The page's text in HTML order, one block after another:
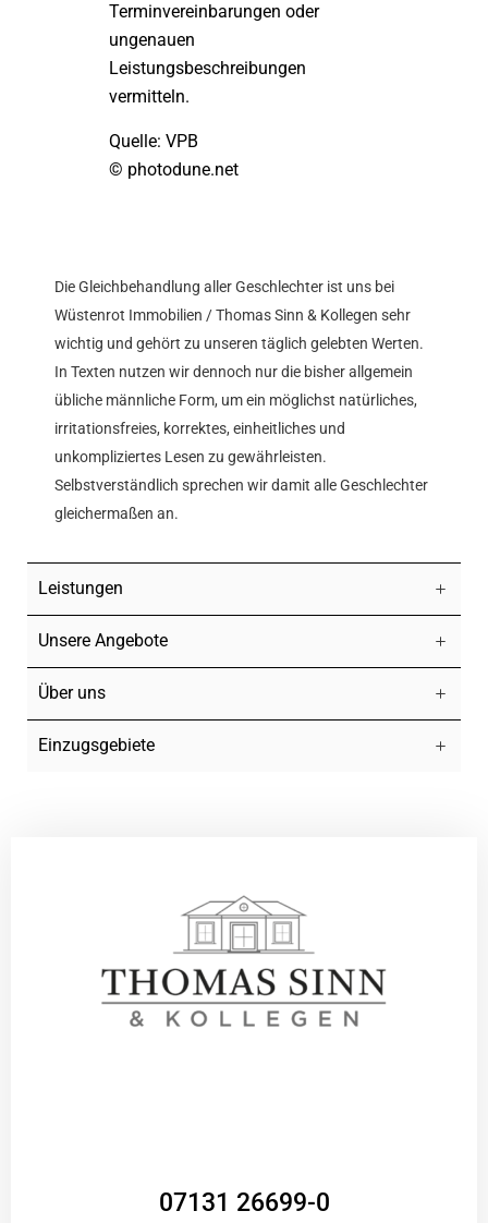
Terminvereinbarungen oder
ungenauen
Leistungsbeschreibungen
vermitteln.
Quelle: VPB
© photodune.net
Die Gleichbehandlung aller Geschlechter ist uns bei
Wüstenrot Immobilien / Thomas Sinn & Kollegen sehr
wichtig und gehört zu unseren täglich gelebten Werten.
In Texten nutzen wir dennoch nur die bisher allgemein
übliche männliche Form, um ein möglichst natürliches,
irritationsfreies, korrektes, einheitliches und
unkompliziertes Lesen zu gewährleisten.
Selbstverständlich sprechen wir damit alle Geschlechter
gleichermaßen an.
Leistungen
Unsere Angebote
Über uns
Einzugsgebiete
07131 26699-0